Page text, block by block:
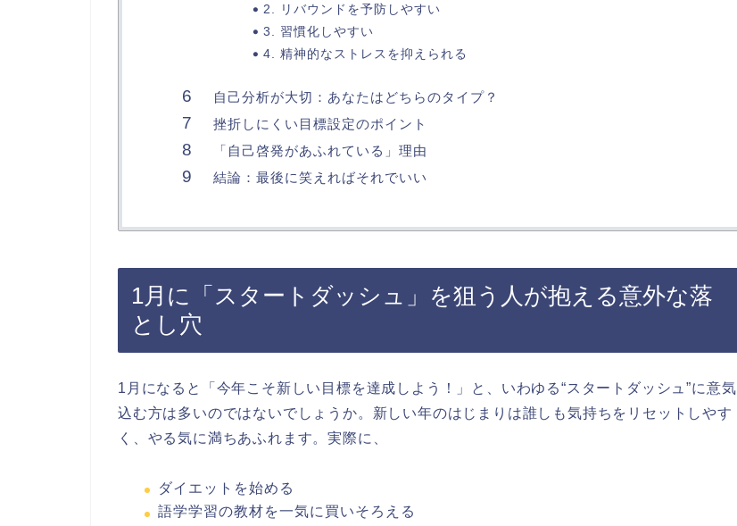
2. リバウンドを予防しやすい
3. 習慣化しやすい
4. 精神的なストレスを抑えられる
自己分析が大切：あなたはどちらのタイプ？
挫折しにくい目標設定のポイント
「自己啓発があふれている」理由
結論：最後に笑えればそれでいい
1月に「スタートダッシュ」を狙う人が抱える意外な落
とし穴
1月になると「今年こそ新しい目標を達成しよう！」と、いわゆる“スタートダッシュ”に意気
込む方は多いのではないでしょうか。新しい年のはじまりは誰しも気持ちをリセットしやす
く、やる気に満ちあふれます。実際に、
ダイエットを始める
語学学習の教材を一気に買いそろえる